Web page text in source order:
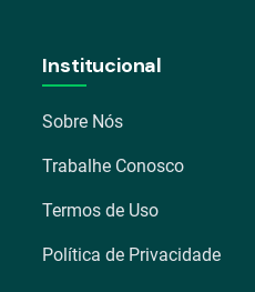
Institucional
Sobre Nós
Trabalhe Conosco
Termos de Uso
Política de Privacidade